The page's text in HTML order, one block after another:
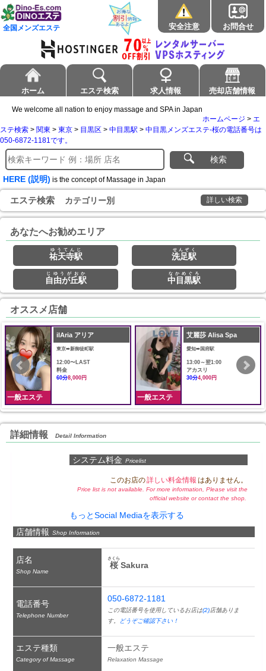
全国メンズエステ 安全注意 お問合せ
ホーム エステ検索 求人情報 売却店舗情報
We welcome all nation to enjoy massage and SPA in Japan
ホームページ > エ
ステ検索 > 関東 > 東京 > 目黒区 > 中目黒駅 > 中目黒メンズエステ-桜の電話番号は
050-6872-1181です。
検索
HERE (説明) is the concept of Massage in Japan
エステ検索 カテゴリー別 詳しい検索
あなたへお勧めエリア
祐天寺駅
ゆうてんじ
洗足駅
せんぞく
自由が丘駅
じゆうがおか
中目黒駅
なかめぐろ
オススメ店舗
一般エステ
ilAria アリア
東京➠新御徒町駅
12:00〜LAST
料金
60分8,000円
一般エステ
艾麗莎 Alisa Spa
愛知➠国府駅
13:00～翌1:00
アカスリ
30分4,000円
詳細情報 Detail Information
システム料金 Pricelist
このお店の詳しい料金情報 はありません。
Price list is not available. For more information, Please visit the
official website or contact the shop.
もっとSocial Mediaを表示する
店舗情報 Shop Information
店名
Shop Name
桜
さくら
Sakura
電話番号
Telephone Number
050-6872-1181
この電話番号を使用しているお店は(2)店舗ありま
す。
どうぞご確認下さい！
エステ種類
Category of Massage
一般エステ
Relaxation Massage